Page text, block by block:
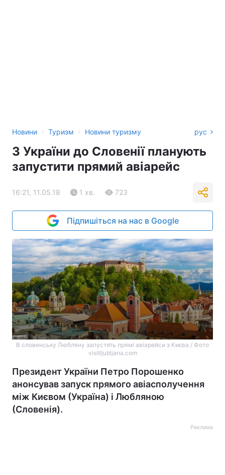
Новини › Туризм › Новини туризму рус
З України до Словенії планують
запустити прямий авіарейс
16:21, 11.05.18 1 хв. 723
Підпишіться на нас в Google
В словенську Любляну запустять прямі авіарейси з Києва / Фото
visitljubljana.com
Президент України Петро Порошенко
анонсував запуск прямого авіасполучення
між Києвом (Україна) і Любляною
(Словенія).
Реклама